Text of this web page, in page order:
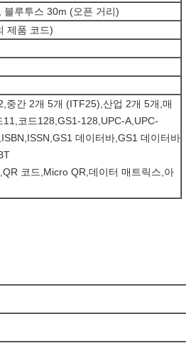
루투스 30m (오픈 거리)
제품 코드)
중간 2개 5개 (ITF25),산업 2개 5개,매
코드128,GS1-128,UPC-A,UPC-
데이터바,GS1 데이터바
코드,Micro QR,데이터 매트릭스,아